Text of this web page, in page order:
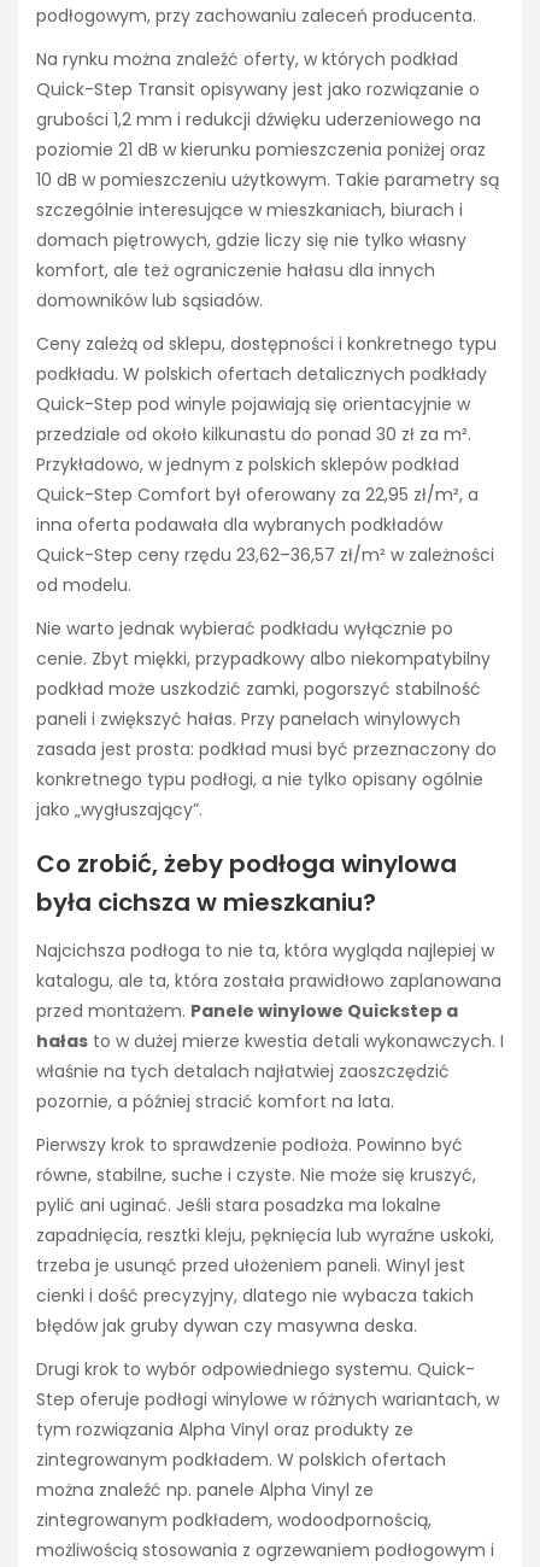
podłogowym, przy zachowaniu zaleceń producenta.
Na rynku można znaleźć oferty, w których podkład
Quick-Step Transit opisywany jest jako rozwiązanie o
grubości 1,2 mm i redukcji dźwięku uderzeniowego na
poziomie 21 dB w kierunku pomieszczenia poniżej oraz
10 dB w pomieszczeniu użytkowym. Takie parametry są
szczególnie interesujące w mieszkaniach, biurach i
domach piętrowych, gdzie liczy się nie tylko własny
komfort, ale też ograniczenie hałasu dla innych
domowników lub sąsiadów.
Ceny zależą od sklepu, dostępności i konkretnego typu
podkładu. W polskich ofertach detalicznych podkłady
Quick-Step pod winyle pojawiają się orientacyjnie w
przedziale od około kilkunastu do ponad 30 zł za m².
Przykładowo, w jednym z polskich sklepów podkład
Quick-Step Comfort był oferowany za 22,95 zł/m², a
inna oferta podawała dla wybranych podkładów
Quick-Step ceny rzędu 23,62–36,57 zł/m² w zależności
od modelu.
Nie warto jednak wybierać podkładu wyłącznie po
cenie. Zbyt miękki, przypadkowy albo niekompatybilny
podkład może uszkodzić zamki, pogorszyć stabilność
paneli i zwiększyć hałas. Przy panelach winylowych
zasada jest prosta: podkład musi być przeznaczony do
konkretnego typu podłogi, a nie tylko opisany ogólnie
jako „wygłuszający”.
Co zrobić, żeby podłoga winylowa
była cichsza w mieszkaniu?
Najcichsza podłoga to nie ta, która wygląda najlepiej w
katalogu, ale ta, która została prawidłowo zaplanowana
przed montażem. Panele winylowe Quickstep a
hałas to w dużej mierze kwestia detali wykonawczych. I
właśnie na tych detalach najłatwiej zaoszczędzić
pozornie, a później stracić komfort na lata.
Pierwszy krok to sprawdzenie podłoża. Powinno być
równe, stabilne, suche i czyste. Nie może się kruszyć,
pylić ani uginać. Jeśli stara posadzka ma lokalne
zapadnięcia, resztki kleju, pęknięcia lub wyraźne uskoki,
trzeba je usunąć przed ułożeniem paneli. Winyl jest
cienki i dość precyzyjny, dlatego nie wybacza takich
błędów jak gruby dywan czy masywna deska.
Drugi krok to wybór odpowiedniego systemu. Quick-
Step oferuje podłogi winylowe w różnych wariantach, w
tym rozwiązania Alpha Vinyl oraz produkty ze
zintegrowanym podkładem. W polskich ofertach
można znaleźć np. panele Alpha Vinyl ze
zintegrowanym podkładem, wodoodpornością,
możliwością stosowania z ogrzewaniem podłogowym i